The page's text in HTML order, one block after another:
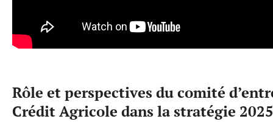
Rôle et perspectives du comité
Crédit Agricole dans la stratégie 2025